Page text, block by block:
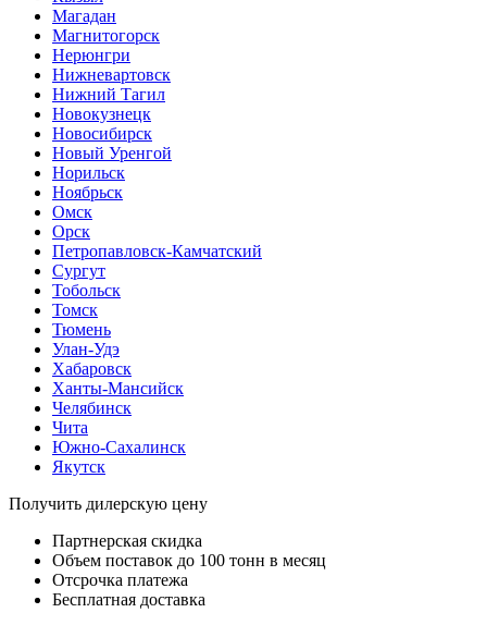
Магадан
Магнитогорск
Нерюнгри
Нижневартовск
Нижний Тагил
Новокузнецк
Новосибирск
Новый Уренгой
Норильск
Ноябрьск
Омск
Орск
Петропавловск-Камчатский
Сургут
Тобольск
Томск
Тюмень
Улан-Удэ
Хабаровск
Ханты-Мансийск
Челябинск
Чита
Южно-Сахалинск
Якутск
Получить дилерскую цену
Партнерская скидка
Объем поставок до 100 тонн в месяц
Отсрочка платежа
Бесплатная доставка